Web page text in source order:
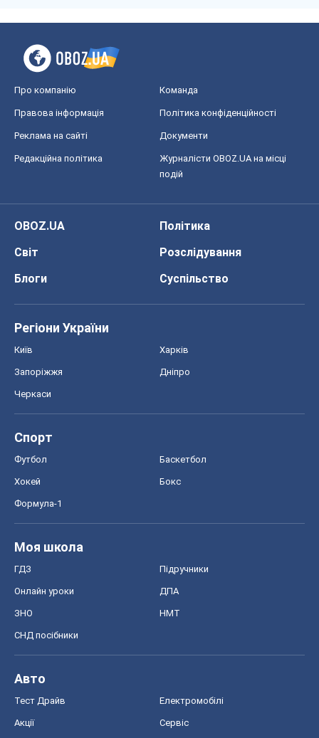
Про компанію Команда
Правова інформація Політика конфіденційності
Реклама на сайті Документи
Редакційна політика
Журналісти OBOZ.UA на місці
подій
OBOZ.UA
Політика
Світ
Розслідування
Блоги
Суспільство
Регіони України
Київ Харків
Запоріжжя Дніпро
Черкаси
Спорт
Футбол Баскетбол
Хокей Бокс
Формула-1
Моя школа
ГДЗ Підручники
Онлайн уроки ДПА
ЗНО НМТ
СНД посібники
Авто
Тест Драйв Електромобілі
Акції Сервіс